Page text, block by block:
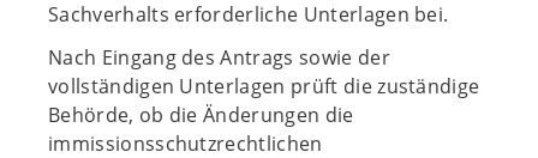
Sachverhalts erforderliche Unterlagen bei.
Nach Eingang des Antrags sowie der
vollständigen Unterlagen prüft die zuständige
Behörde, ob die Änderungen die
immissionsschutzrechtlichen